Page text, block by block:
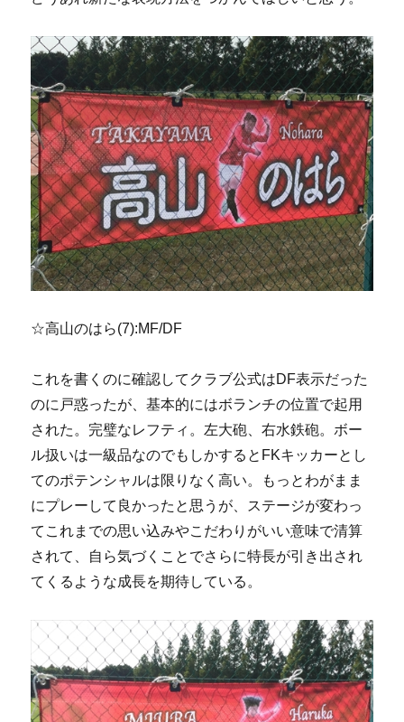
☆高山のはら(7):MF/DF
これを書くのに確認してクラブ公式はDF表示だった
のに戸惑ったが、基本的にはボランチの位置で起用
された。完璧なレフティ。左大砲、右水鉄砲。ボー
ル扱いは一級品なのでもしかするとFKキッカーとし
てのポテンシャルは限りなく高い。もっとわがまま
にプレーして良かったと思うが、ステージが変わっ
てこれまでの思い込みやこだわりがいい意味で清算
されて、自ら気づくことでさらに特長が引き出され
てくるような成長を期待している。